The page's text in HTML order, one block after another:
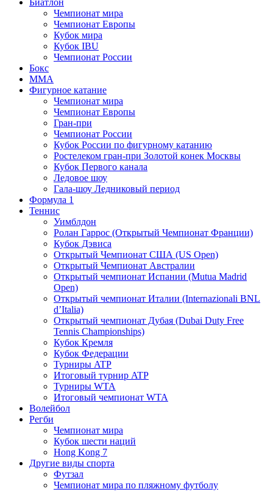
Биатлон
Чемпионат мира
Чемпионат Европы
Кубок мира
Кубок IBU
Чемпионат России
Бокс
MMA
Фигурное катание
Чемпионат мира
Чемпионат Европы
Гран-при
Чемпионат России
Кубок России по фигурному катанию
Ростелеком гран-при Золотой конек Москвы
Кубок Первого канала
Ледовое шоу
Гала-шоу Ледниковый период
Формула 1
Теннис
Уимблдон
Ролан Гаррос (Открытый Чемпионат Франции)
Кубок Дэвиса
Открытый Чемпионат США (US Open)
Открытый Чемпионат Австралии
Открытый чемпионат Испании (Mutua Madrid
Open)
Открытый чемпионат Италии (Internazionali BNL
d’Italia)
Открытый чемпионат Дубая (Dubai Duty Free
Tennis Championships)
Кубок Кремля
Кубок Федерации
Турниры ATP
Итоговый турнир ATP
Турниры WTA
Итоговый чемпионат WTA
Волейбол
Регби
Чемпионат мира
Кубок шести наций
Hong Kong 7
Другие виды спорта
Футзал
Чемпионат мира по пляжному футболу